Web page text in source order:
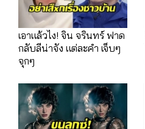
เอาแล้วไง! จิน จรินทร์ ฟาด
กลับลีน่าจัง แต่ละคำ เจ็บๆ
จุกๆ